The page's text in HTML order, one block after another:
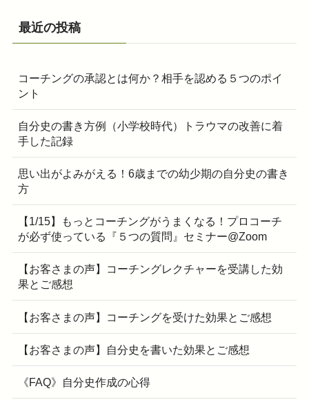
最近の投稿
コーチングの承認とは何か？相手を認める５つのポイ
ント
自分史の書き方例（小学校時代）トラウマの改善に着
手した記録
思い出がよみがえる！6歳までの幼少期の自分史の書き
方
【1/15】もっとコーチングがうまくなる！プロコーチ
が必ず使っている『５つの質問』セミナー@Zoom
【お客さまの声】コーチングレクチャーを受講した効
果とご感想
【お客さまの声】コーチングを受けた効果とご感想
【お客さまの声】自分史を書いた効果とご感想
《FAQ》自分史作成の心得